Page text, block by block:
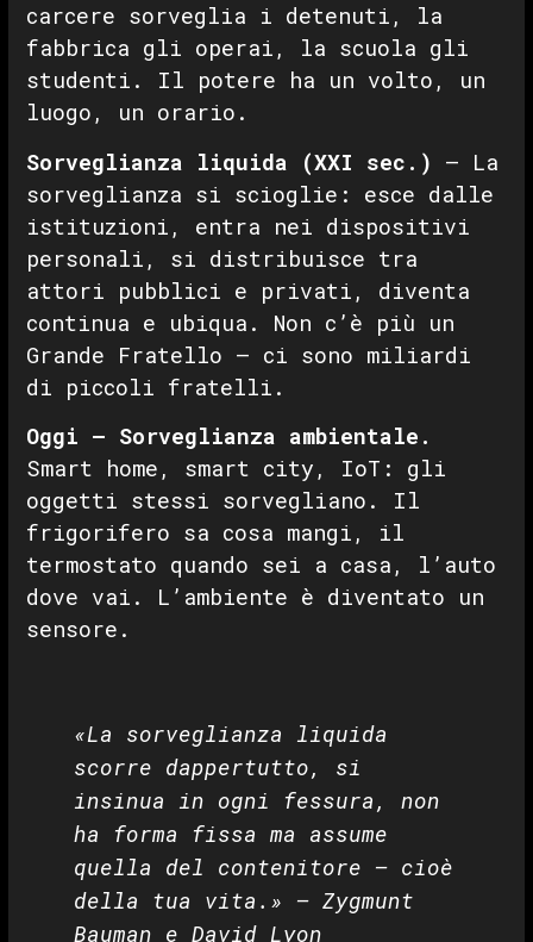
carcere sorveglia i detenuti, la
fabbrica gli operai, la scuola gli
studenti. Il potere ha un volto, un
luogo, un orario.
Sorveglianza liquida (XXI sec.) — La
sorveglianza si scioglie: esce dalle
istituzioni, entra nei dispositivi
personali, si distribuisce tra
attori pubblici e privati, diventa
continua e ubiqua. Non c’è più un
Grande Fratello — ci sono miliardi
di piccoli fratelli.
Oggi — Sorveglianza ambientale.
Smart home, smart city, IoT: gli
oggetti stessi sorvegliano. Il
frigorifero sa cosa mangi, il
termostato quando sei a casa, l’auto
dove vai. L’ambiente è diventato un
sensore.
«La sorveglianza liquida
scorre dappertutto, si
insinua in ogni fessura, non
ha forma fissa ma assume
quella del contenitore — cioè
della tua vita.» — Zygmunt
Bauman e David Lyon